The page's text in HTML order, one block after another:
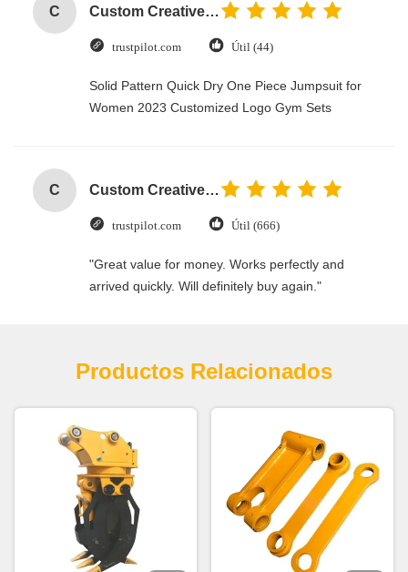
C Custom Creative Goodie Christmas Kraft Paper Gift Bag with Your Own Logo for Xmas Decorative Party
trustpilot.com Útil (44)
Solid Pattern Quick Dry One Piece Jumpsuit for
Women 2023 Customized Logo Gym Sets
C Custom Creative Goodie Christmas Kraft Paper Gift Bag with Your Own Logo for Xmas Decorative Party
trustpilot.com Útil (666)
"Great value for money. Works perfectly and
arrived quickly. Will definitely buy again."
Productos Relacionados